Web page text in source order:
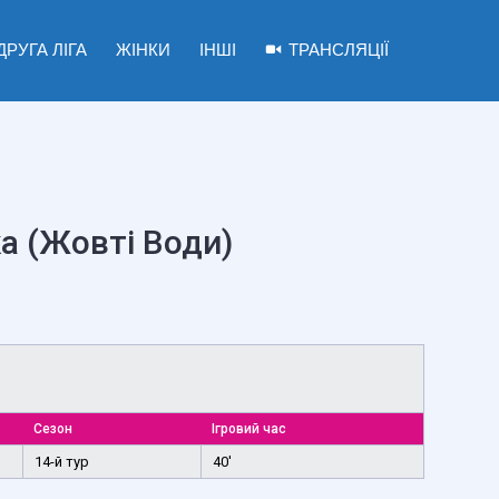
ЛІГА ЖІНКИ ІНШІ ТРАНСЛЯЦІЇ
(Жовті Води)
Сезон Ігровий час
14-й тур 40'